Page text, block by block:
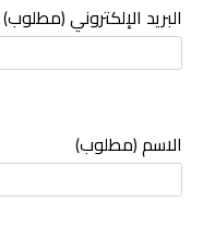
البريد الإلكتروني (مطلوب)
الاسم (مطلوب)